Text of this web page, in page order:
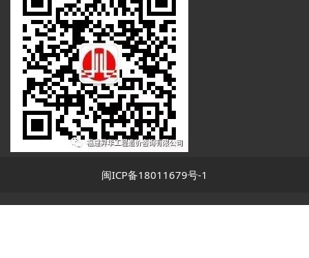
闽ICP备18011679号-1